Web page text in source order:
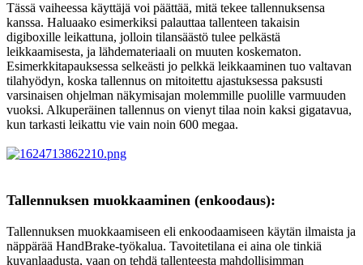
Tässä vaiheessa käyttäjä voi päättää, mitä tekee tallennuksensa
kanssa. Haluaako esimerkiksi palauttaa tallenteen takaisin
digiboxille leikattuna, jolloin tilansäästö tulee pelkästä
leikkaamisesta, ja lähdemateriaali on muuten koskematon.
Esimerkkitapauksessa selkeästi jo pelkkä leikkaaminen tuo valtavan
tilahyödyn, koska tallennus on mitoitettu ajastuksessa paksusti
varsinaisen ohjelman näkymisajan molemmille puolille varmuuden
vuoksi. Alkuperäinen tallennus on vienyt tilaa noin kaksi gigatavua,
kun tarkasti leikattu vie vain noin 600 megaa.
Tallennuksen muokkaaminen (enkoodaus):
Tallennuksen muokkaamiseen eli enkoodaamiseen käytän ilmaista ja
näppärää HandBrake-työkalua. Tavoitetilana ei aina ole tinkiä
kuvanlaadusta, vaan on tehdä tallenteesta mahdollisimman